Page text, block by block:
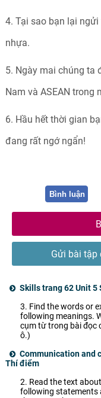
4. Tại sao bạn lại
nhựa.
5. Ngày mai chúng ta
Nam và ASEAN trong
6. Hầu hết thời gian
đang rất ngớ ngẩn!
Bình luận
Gửi bài tập
Skills trang 62 Unit 5
3. Find the words or
following meanings.
cụm từ trong bài đọc
ô.)
Communication and
Thí điểm
2. Read the text
following statements